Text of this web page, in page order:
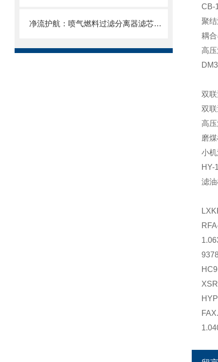
净流护航：喷气燃料过滤分离器滤芯的使用目的
CB-
聚
耦
高
双
双
高
磨
小
HY-
滤